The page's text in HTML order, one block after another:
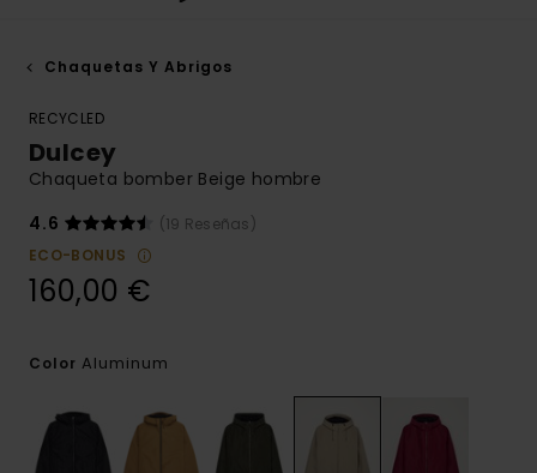
Chaquetas Y Abrigos
RECYCLED
Dulcey
Chaqueta bomber Beige hombre
4.6
(19 Reseñas)
ECO-BONUS
160,00 €
Color Aluminum